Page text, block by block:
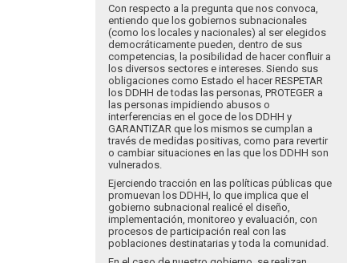
Con respecto a la pregunta que nos convoca,
entiendo que los gobiernos subnacionales
(como los locales y nacionales) al ser elegidos
democráticamente pueden, dentro de sus
competencias, la posibilidad de hacer confluir a
los diversos sectores e intereses. Siendo sus
obligaciones como Estado el hacer RESPETAR
los DDHH de todas las personas, PROTEGER a
las personas impidiendo abusos o
interferencias en el goce de los DDHH y
GARANTIZAR que los mismos se cumplan a
través de medidas positivas, como para revertir
o cambiar situaciones en las que los DDHH son
vulnerados.
Ejerciendo tracción en las políticas públicas que
promuevan los DDHH, lo que implica que el
gobierno subnacional realicé el diseño,
implementación, monitoreo y evaluación, con
procesos de participación real con las
poblaciones destinatarias y toda la comunidad.